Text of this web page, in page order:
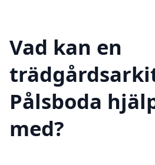
Vad kan en
Pålsboda
med?